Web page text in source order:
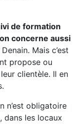
de formation
concerne aussi
Mais c’est
propose ou
clientèle. Il en
n’est obligatoire
dans les locaux